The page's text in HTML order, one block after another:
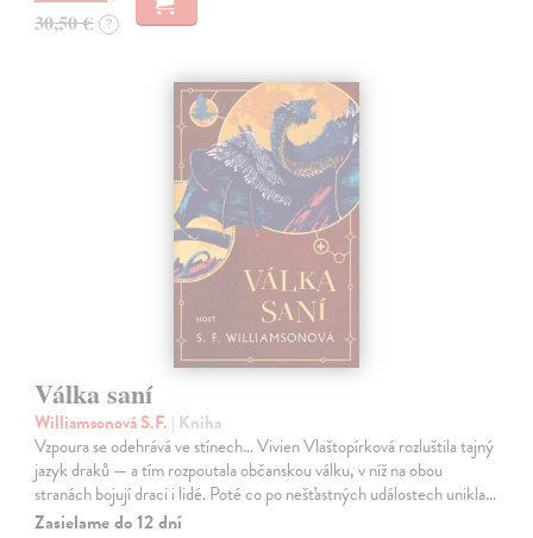
30,50 € ?
Válka saní
Williamsonová S.F. | Kniha
Vzpoura se odehrává ve stínech… Vivien Vlaštopírková rozluštila tajný
jazyk draků — a tím rozpoutala občanskou válku, v níž na obou
stranách bojují draci i lidé. Poté co po nešťastných událostech unikla…
Zasielame do 12 dní